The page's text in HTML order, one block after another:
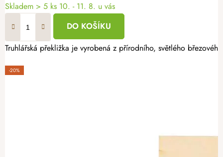
Skladem > 5 ks 10. - 11. 8. u vás
DO KOŠÍKU
Truhlářská překližka je vyrobená z přírodního, světlého
-20%